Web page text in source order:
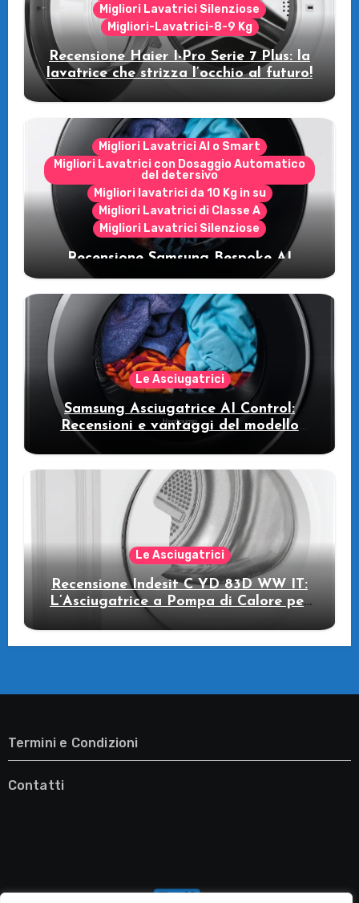
Migliori Lavatrici Silenziose
Migliori-Lavatrici-8-9 Kg
Recensione Haier I-Pro Serie 7 Plus: la
lavatrice che strizza l’occhio al futuro!
Migliori Lavatrici AI o Smart
Migliori Lavatrici con Dosaggio Automatico
del detersivo
Migliori lavatrici da 10 Kg in su
Migliori Lavatrici di Classe A
Migliori Lavatrici Silenziose
Recensione Samsung Bespoke AI
WW11DB7B94GE/U3: la lavatrice
intelligente che fa risparmiare
Le Asciugatrici
Samsung Asciugatrice AI Control:
Recensioni e vantaggi del modello
Le Asciugatrici
Recensione Indesit C YD 83D WW IT:
L’Asciugatrice a Pompa di Calore per
il Tuo Benessere
Termini e Condizioni
Contatti